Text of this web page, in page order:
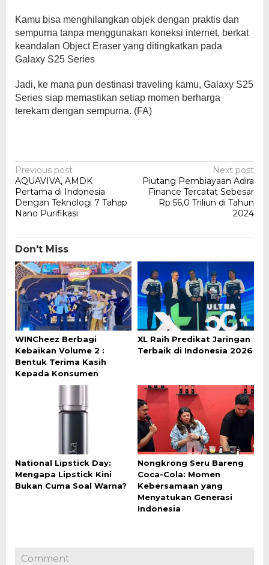
Kamu bisa menghilangkan objek dengan praktis dan
sempurna tanpa menggunakan koneksi internet, berkat
keandalan Object Eraser yang ditingkatkan pada
Galaxy S25 Series
Jadi, ke mana pun destinasi traveling kamu, Galaxy S25
Series siap memastikan setiap momen berharga
terekam dengan sempurna. (FA)
Post
navigation
Previous post
AQUAVIVA, AMDK
Pertama di Indonesia
Dengan Teknologi 7 Tahap
Nano Purifikasi
Next post
Piutang Pembiayaan Adira
Finance Tercatat Sebesar
Rp 56,0 Triliun di Tahun
2024
Don't Miss
WINCheez Berbagi
Kebaikan Volume 2 :
Bentuk Terima Kasih
Kepada Konsumen
XL Raih Predikat Jaringan
Terbaik di Indonesia 2026
National Lipstick Day:
Mengapa Lipstick Kini
Bukan Cuma Soal Warna?
Nongkrong Seru Bareng
Coca-Cola: Momen
Kebersamaan yang
Menyatukan Generasi
Indonesia
Comment